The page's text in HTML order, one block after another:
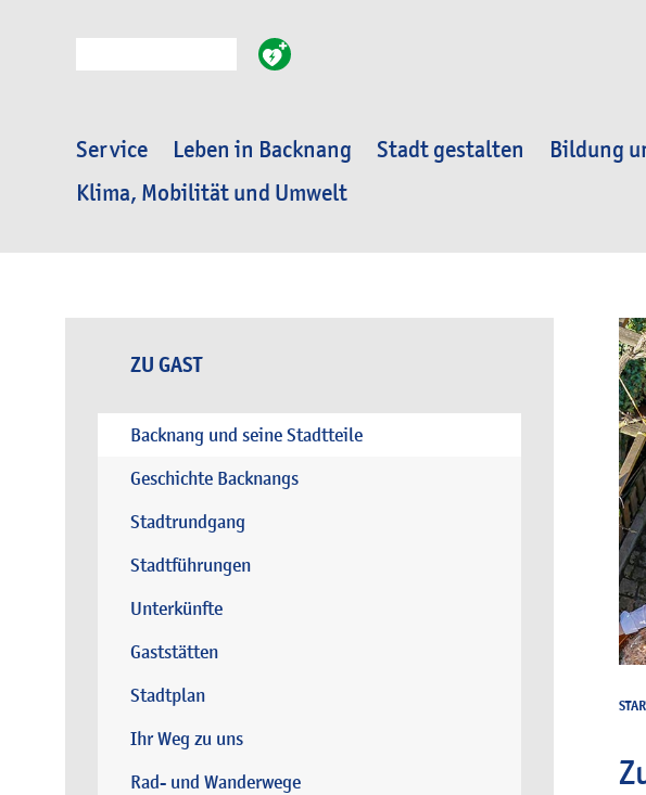
Service Leben in Backnang Stadt gestalten Bildung
Klima, Mobilität und Umwelt
ZU GAST
Backnang und seine Stadtteile
Geschichte Backnangs
Stadtrundgang
Stadtführungen
Unterkünfte
Gaststätten
Stadtplan
Ihr Weg zu uns
Rad- und Wanderwege